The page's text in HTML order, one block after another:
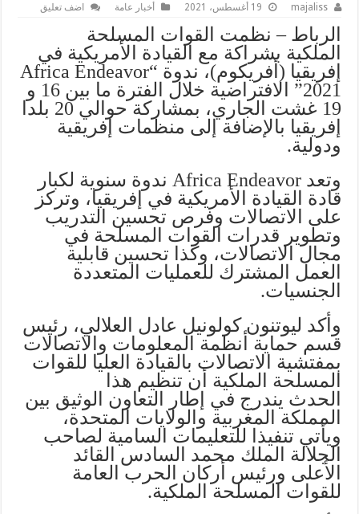
majaliss 19 أغسطس، 2021 أخبار عامة اضف تعليق
الرباط – نظمت القوات المسلحة
الملكية بشراكة مع القيادة الأمريكية في
إفريقيا (أفريكوم)، ندوة “Africa Endeavor
2021” الافتراضية خلال الفترة ما بين 16 و
19 غشت الجاري، بمشاركة حوالي 20 بلدا
إفريقيا بالإضافة إلى منظمات إفريقية
ودولية.
وتعد Africa Endeavor ندوة سنوية لكبار
قادة القيادة الأمريكية في إفريقيا، وتركز
على الاتصالات وفرص تحسين التدريب
وتطوير قدرات القوات المسلحة في
مجال الاتصالات، وكذا تحسين قابلية
العمل المشترك للعمليات المتعددة
الجنسيات.
وأكد ليوتنون كولونيل عادل العلالي، رئيس
قسم حماية أنظمة المعلومات والاتصالات
بمفتشية الاتصالات بالقيادة العليا للقوات
المسلحة الملكية أن تنظيم هذا
الحدث يندرج في إطار التعاون الوثيق بين
المملكة المغربية والولايات المتحدة،
ويأتي تنفيذا للتعليمات السامية لصاحب
الجلالة الملك محمد السادس القائد
الأعلى ورئيس أركان الحرب العامة
للقوات المسلحة الملكية.